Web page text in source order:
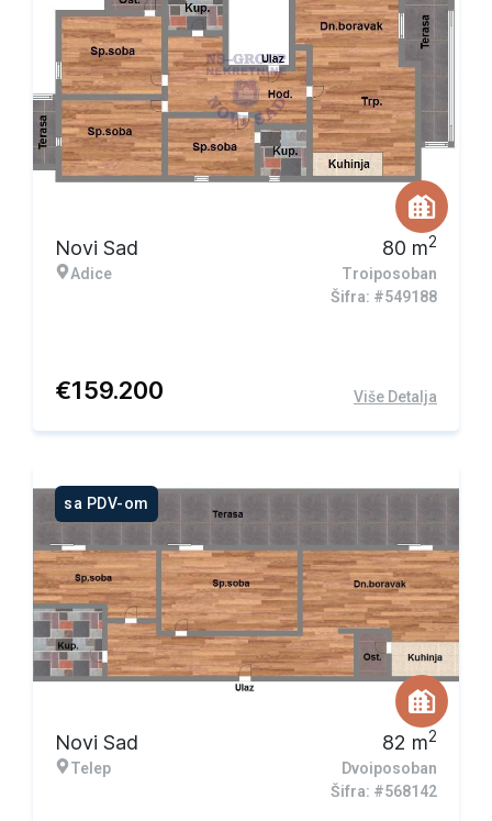
Novi Sad
Adice
80 m2
Troiposoban
Šifra: #549188
€159.200 Više Detalja
sa PDV-om
Novi Sad
Telep
82 m2
Dvoiposoban
Šifra: #568142